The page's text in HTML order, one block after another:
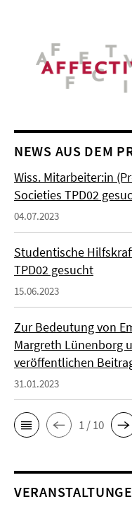
NEWS AUS DEM
Wiss. Mitarbeiter:in
Societies TPD02
04.07.2023
Studentische
TPD02 gesucht
15.06.2023
Zur Bedeutung von
Margreth Lünenborg
veröffentlichen
31.01.2023
1 / 10